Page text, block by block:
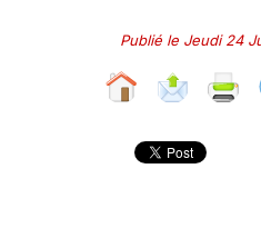
Publié le Jeudi 24